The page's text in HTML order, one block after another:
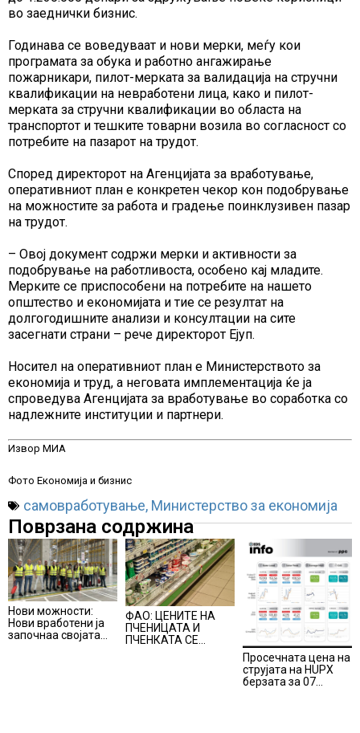
во заеднички бизнис.
Годинава се воведуваат и нови мерки, меѓу кои
програмата за обука и работно ангажирање
пожарникари, пилот-мерката за валидација на стручни
квалификации на невработени лица, како и пилот-
мерката за стручни квалификации во областа на
транспортот и тешките товарни возила во согласност со
потребите на пазарот на трудот.
Според директорот на Агенцијата за вработување,
оперативниот план е конкретен чекор кон подобрување
на можностите за работа и градење поинклузивен пазар
на трудот.
– Овој документ содржи мерки и активности за
подобрување на работливоста, особено кај младите.
Мерките се приспособени на потребите на нашето
општество и економијата и тие се резултат на
долгогодишните анализи и консултации на сите
засегнати страни – рече директорот Ејуп.
Носител на оперативниот план е Министерството за
економија и труд, а неговата имплементација ќе ја
спроведува Агенцијата за вработување во соработка со
надлежните институции и партнери.
Извор МИА
Фото Економија и бизнис
самовработување, Министерство за економија
Поврзана содржина
Нови можности:
Нови вработени ја
започнаа својата
ФАО: ЦЕНИТЕ НА
ПЧЕНИЦАТА И
ПЧЕНКАТА СЕ
Просечната цена на
струјата на HUPX
берзата за 07